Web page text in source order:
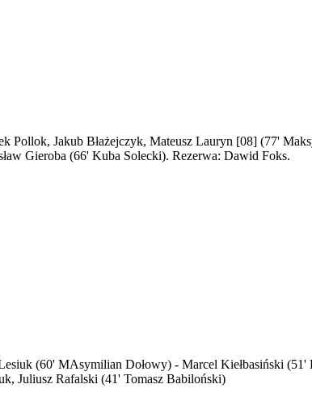
Pollok, Jakub Błażejczyk, Mateusz Lauryn [08] (77'
Gieroba (66' Kuba Solecki). Rezerwa: Dawid Foks.
(60' MAsymilian Dołowy) - Marcel Kiełbasiński
Juliusz Rafalski (41' Tomasz Babiloński)